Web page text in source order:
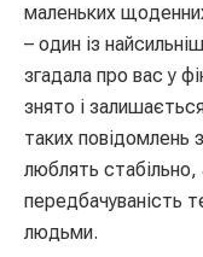
маленьких
– один із
згадала про вас у
знято і
таких повідомлень
люблять
передбачуваність
людьми.